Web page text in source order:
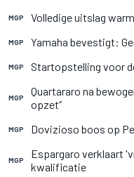
MGP Volledige uitslag
MGP Yamaha bevestigt:
MGP Startopstelling voor
MGP
Quartararo na
opzet”
MGP Dovizioso boos op
MGP
Espargaro verklaart
kwalificatie